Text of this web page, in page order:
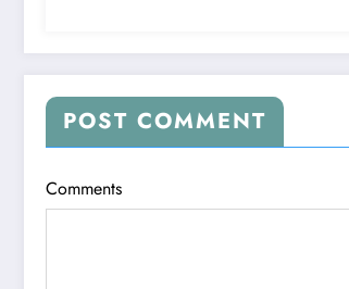
POST COMMENT
Comments